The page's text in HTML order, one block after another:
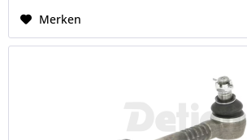
Merken